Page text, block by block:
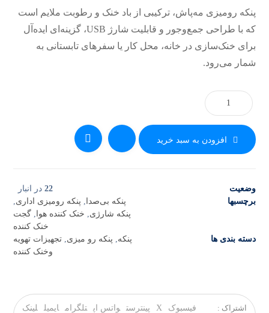
پنکه رومیزی مه‌پاش، ترکیبی از باد خنک و رطوبت ملایم است
که با طراحی جمع‌وجور و قابلیت شارژ USB، گزینه‌ای ایده‌آل
برای خنک‌سازی در خانه، محل کار یا سفرهای تابستانی به
شمار می‌رود.
افزودن به سبد خرید
وضعیت 22در انبار
برچسبها
پنکه بی‌صدا پنکه رومیزی اداری
پنکه شارژی
خنک کننده هوا گجت
خنک کننده
دسته بندی ها
پنکه پنکه رو میزی تجهیزات تهویه
وخنک کننده
فیسبوک X پینترست واتس اپ تلگرام ایمیل
لینک